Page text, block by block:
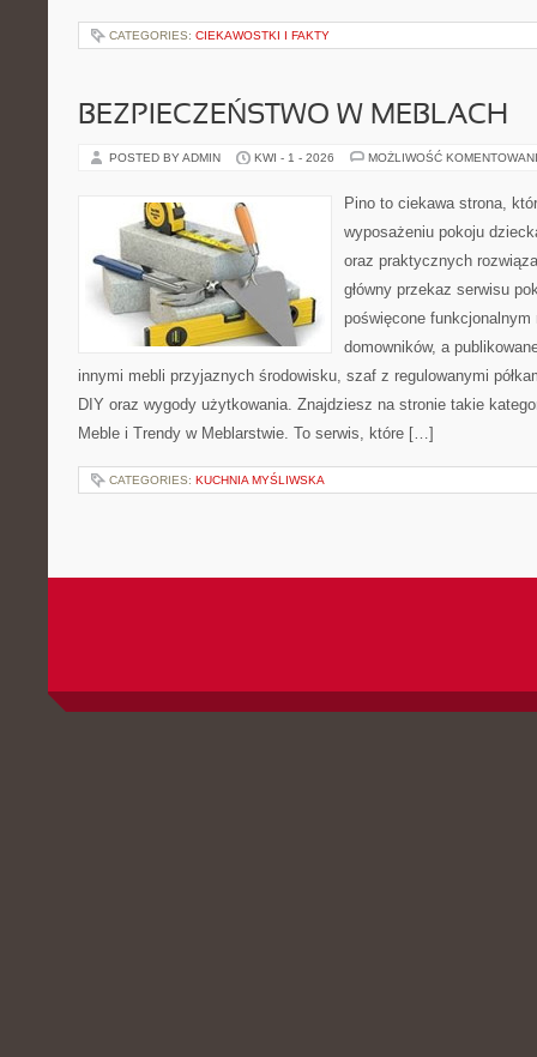
CATEGORIES: CIEKAWOSTKI I FAKTY
BEZPIECZEŃSTWO W MEBLACH
POSTED BY ADMIN KWI - 1 - 2026 MOŻLIWOŚĆ
Pino to ciekawa strona,
wyposażeniu pokoju
oraz praktycznych
główny przekaz serwisu
poświęcone
domowników, a
innymi mebli przyjaznych środowisku, szaf z regulowanymi
DIY oraz wygody użytkowania. Znajdziesz na stronie takie
Meble i Trendy w Meblarstwie. To serwis, które […]
CATEGORIES: KUCHNIA MYŚLIWSKA